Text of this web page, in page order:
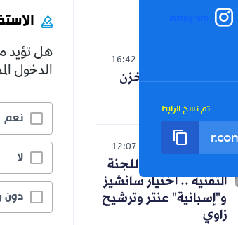
Instagram
تم نسخ الرابط
16:42
صدمة لنظام المخزن
رياضة 07-08-2026
12:07
كواليس اجتماع اللجنة
التقنية .. اختيار سانشيز
و"إسبانية" عنتر وترشيح
زاوي
هل تؤيد
الدخول
نعم
لا
دون